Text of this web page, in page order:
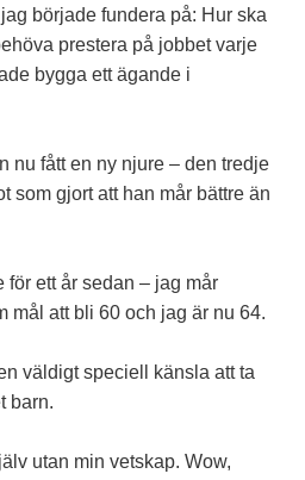
började fundera på: Hur ska
prestera på jobbet varje
bygga ett ägande i
nu fått en ny njure – den tredje
som gjort att han mår bättre än
för ett år sedan – jag mår
mål att bli 60 och jag är nu 64.
väldigt speciell känsla att ta
barn.
utan min vetskap. Wow,